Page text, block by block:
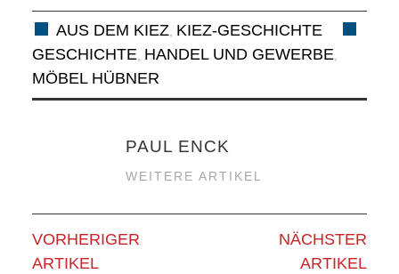
AUS DEM KIEZ, KIEZ-GESCHICHTE
GESCHICHTE, HANDEL UND GEWERBE,
MÖBEL HÜBNER
PAUL ENCK
WEITERE ARTIKEL
VORHERIGER
ARTIKEL
NÄCHSTER
ARTIKEL